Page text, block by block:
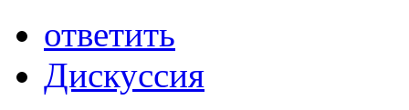
ответить
Дискуссия